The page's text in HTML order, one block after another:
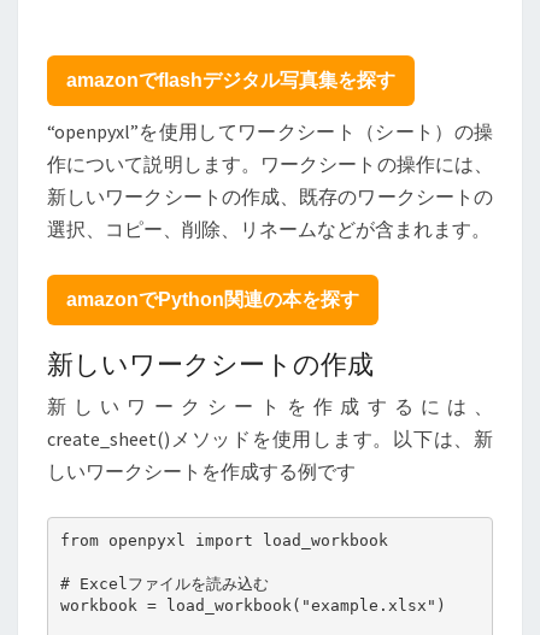
EXCEL
の
シ
ー
ト
を
操
す
る
–
HOW
TO
HANDLE
SHEETS
OF
FILES
USING
amazonでflashデジタル写真集を探す
“openpyxl”を使用してワークシート（シート）の操
作について説明します。ワークシートの操作には、
新しいワークシートの作成、既存のワークシートの
選択、コピー、削除、リネームなどが含まれます。
amazonでPython関連の本を探す
新しいワークシートの作成
新しいワークシートを作成するには、
create_sheet()メソッドを使用します。以下は、新
しいワークシートを作成する例です
from openpyxl import load_workbook
# Excelファイルを読み込む
workbook = load_workbook("example.xlsx")